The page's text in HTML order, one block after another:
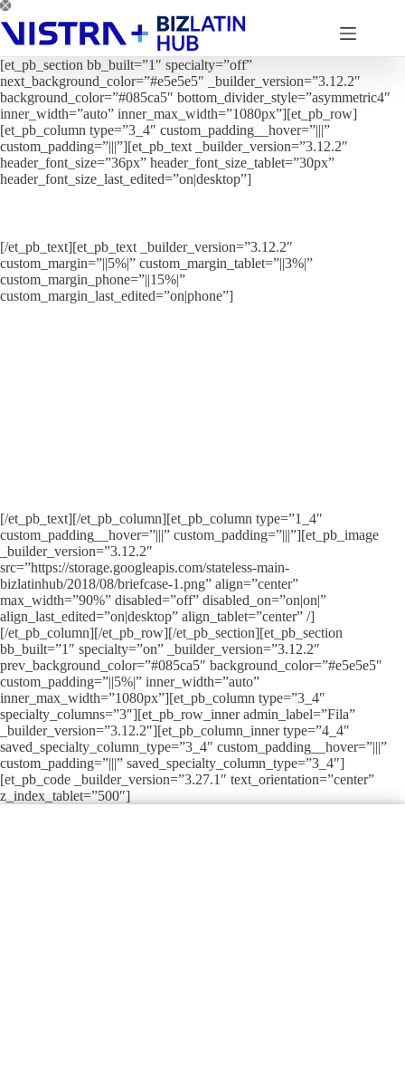
Pular
para
conteúdo
[et_pb_section bb_built=”1″ specialty=”off”
next_background_color=”#e5e5e5″ _builder_version=”3.12.2″
background_color=”#085ca5″ bottom_divider_style=”asymmetric4″
inner_width=”auto” inner_max_width=”1080px”][et_pb_row]
[et_pb_column type=”3_4″ custom_padding__hover=”|||”
custom_padding=”|||”][et_pb_text _builder_version=”3.12.2″
header_font_size=”36px” header_font_size_tablet=”30px”
header_font_size_last_edited=”on|desktop”]
[/et_pb_text][et_pb_text _builder_version=”3.12.2″
custom_margin=”||5%|” custom_margin_tablet=”||3%|”
custom_margin_phone=”||15%|”
custom_margin_last_edited=”on|phone”]
[/et_pb_text][/et_pb_column][et_pb_column type=”1_4″
custom_padding__hover=”|||” custom_padding=”|||”][et_pb_image
_builder_version=”3.12.2″
src=”https://storage.googleapis.com/stateless-main-
bizlatinhub/2018/08/briefcase-1.png” align=”center”
max_width=”90%” disabled=”off” disabled_on=”on|on|”
align_last_edited=”on|desktop” align_tablet=”center” /]
[/et_pb_column][/et_pb_row][/et_pb_section][et_pb_section
bb_built=”1″ specialty=”on” _builder_version=”3.12.2″
prev_background_color=”#085ca5″ background_color=”#e5e5e5″
custom_padding=”||5%|” inner_width=”auto”
inner_max_width=”1080px”][et_pb_column type=”3_4″
specialty_columns=”3″][et_pb_row_inner admin_label=”Fila”
_builder_version=”3.12.2″][et_pb_column_inner type=”4_4″
saved_specialty_column_type=”3_4″ custom_padding__hover=”|||”
custom_padding=”|||” saved_specialty_column_type=”3_4″]
[et_pb_code _builder_version=”3.27.1″ text_orientation=”center”
z_index_tablet=”500″]